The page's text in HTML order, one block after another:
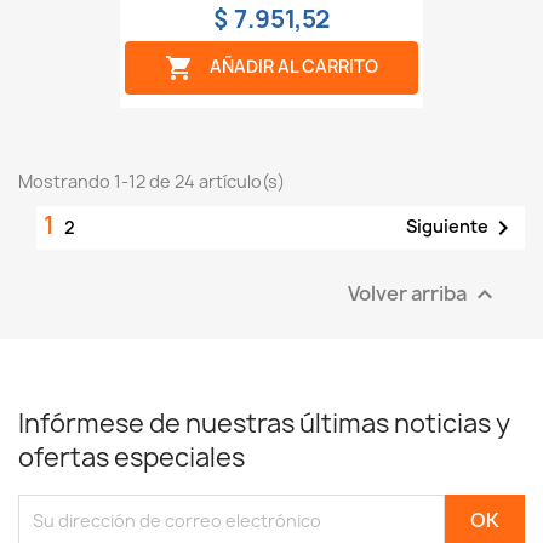
$ 7.951,52
 AÑADIR AL CARRITO
Mostrando 1-12 de 24 artículo(s)
1 2 Siguiente 
Volver arriba 
Infórmese de nuestras últimas noticias y
ofertas especiales